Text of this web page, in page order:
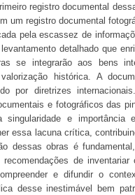
registro documental
um registro documental
pela escassez de
detalhado que
se integrarão aos bens
histórica. A
por diretrizes
e fotográficos das
singularidade e
essa lacuna crítica,
dessas obras é
de
e difundir o
desse inestimável bem